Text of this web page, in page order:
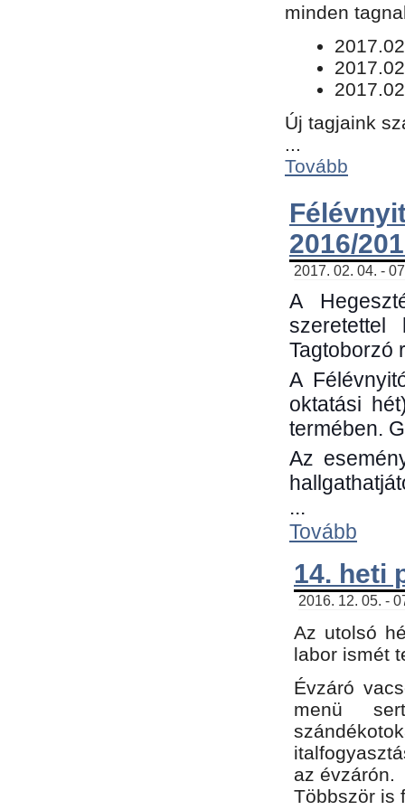
minden
Új tagjaink
...
Tovább
2016/
2017. 02. 04. -
A
Tagtoborzó
A
oktatási
termében.
Az
...
Tovább
14. heti
2016. 12. 05. -
Az utolsó
labor ismét
Évzáró
menü
az évzárón.
Többször is